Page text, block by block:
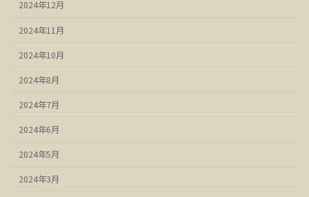
2024年12月
2024年11月
2024年10月
2024年8月
2024年7月
2024年6月
2024年5月
2024年3月